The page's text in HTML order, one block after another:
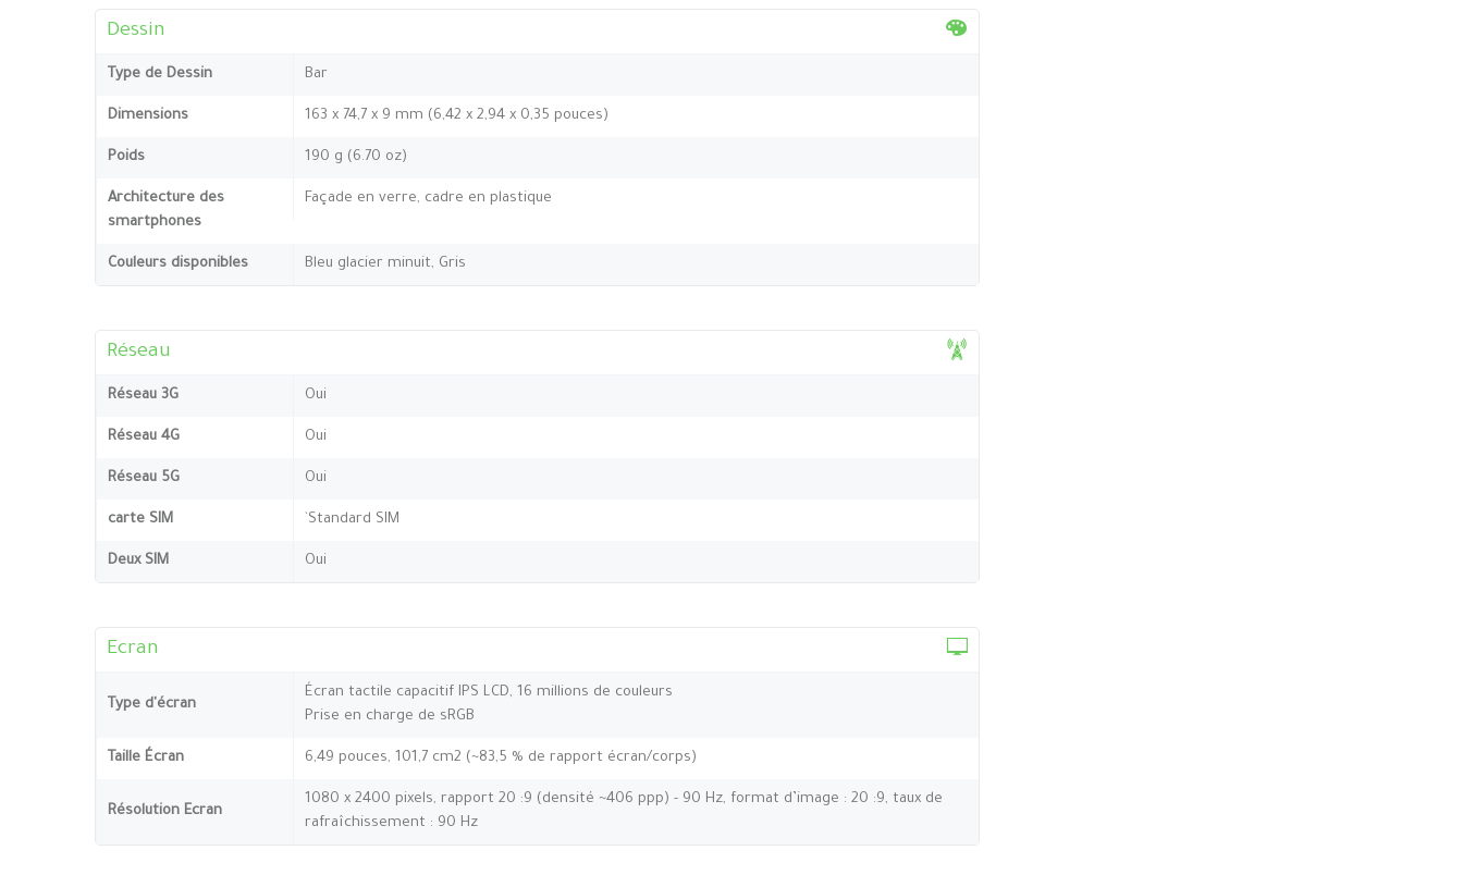
Dessin
Type de Dessin Bar
Dimensions 163 x 74,7 x 9 mm (6,42 x 2,94 x 0,35 pouces)
Poids 190 g (6.70 oz)
Architecture des
smartphones
Façade en verre, cadre en plastique
Couleurs disponibles Bleu glacier minuit, Gris
Réseau
Réseau 3G Oui
Réseau 4G Oui
Réseau 5G Oui
carte SIM `Standard SIM
Deux SIM Oui
Ecran
Type d'écran
Écran tactile capacitif IPS LCD, 16 millions de couleurs
Prise en charge de sRGB
Taille Écran 6,49 pouces, 101,7 cm2 (~83,5 % de rapport écran/corps)
Résolution Ecran
1080 x 2400 pixels, rapport 20 :9 (densité ~406 ppp) - 90 Hz, format d’image : 20 :9, taux de
rafraîchissement : 90 Hz